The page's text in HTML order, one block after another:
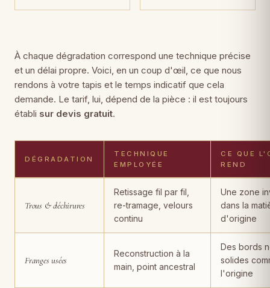
À chaque dégradation correspond une technique précise
et un délai propre. Voici, en un coup d'œil, ce que nous
rendons à votre tapis et le temps indicatif que cela
demande. Le tarif, lui, dépend de la pièce : il est toujours
établi sur devis gratuit.
DÉGRADATION
TECHNIQUE
EMPLOYÉE
CE QUE
REND
Trous & déchirures
Retissage fil par fil,
re-tramage, velours
continu
Une zone
dans la
d'origine
Franges usées
Reconstruction à la
main, point ancestral
Des bords
solides
l'origine